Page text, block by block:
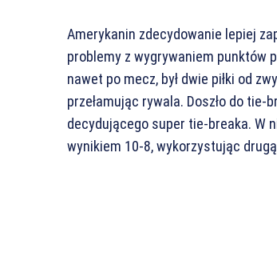
Amerykanin zdecydowanie lepiej
problemy z wygrywaniem punktów
nawet po mecz, był dwie piłki od
przełamując rywala. Doszło do tie-
decydującego super tie-breaka. W
wynikiem 10-8, wykorzystując